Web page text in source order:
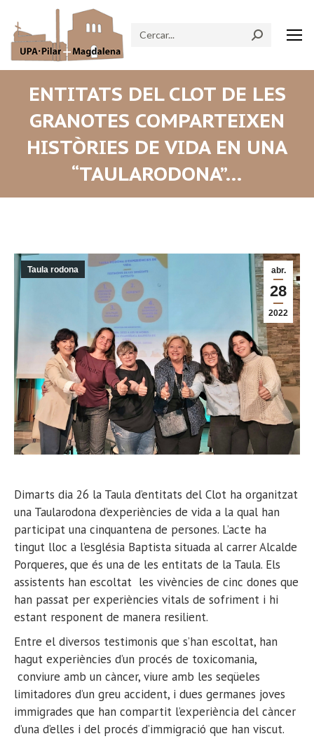
Search:
ENTITATS DEL CLOT DE LES
GRANOTES COMPARTEIXEN
HISTÒRIES DE VIDA EN UNA
“TAULARODONA”…
abr.
28
2022
Taula rodona
Dimarts dia 26 la Taula d’entitats del Clot ha organitzat
una Taularodona d’experiències de vida a la qual han
participat una cinquantena de persones. L’acte ha
tingut lloc a l’església Baptista situada al carrer Alcalde
Porqueres, que és una de les entitats de la Taula. Els
assistents han escoltat les vivències de cinc dones que
han passat per experiències vitals de sofriment i hi
estant responent de manera resilient.
Entre el diversos testimonis que s’han escoltat, han
hagut experiències d’un procés de toxicomania,
conviure amb un càncer, viure amb les seqüeles
limitadores d’un greu accident, i dues germanes joves
immigrades que han compartit l’experiència del càncer
d’una d’elles i del procés d’immigració que han viscut.